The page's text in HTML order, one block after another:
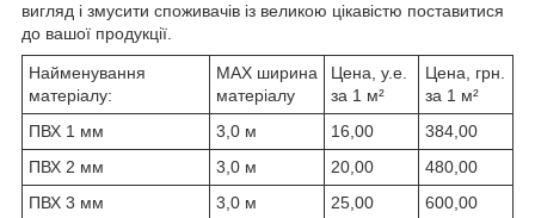
вигляд і змусити споживачів із великою цікавістю поставитися
до вашої продукції.
Найменування
матеріалу:
MAX ширина
матеріалу
Цена, у.е.
за 1 м²
Цена, грн.
за 1 м²
ПВХ 1 мм
3,0 м 16,00
384,00
ПВХ 2 мм
3,0 м 20,00
480,00
ПВХ 3 мм
3,0 м 25,00
600,00